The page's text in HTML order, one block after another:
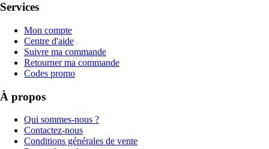
Services
Mon compte
Centre d'aide
Suivre ma commande
Retourner ma commande
Codes promo
À propos
Qui sommes-nous ?
Contactez-nous
Conditions générales de vente